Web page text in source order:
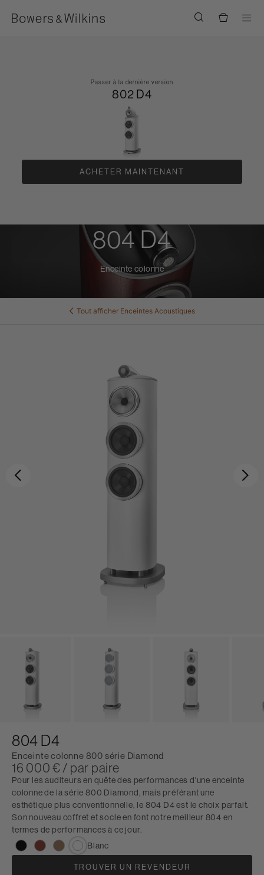
Passer à la dernière version
802 D4
ACHETER MAINTENANT
804 D4
Enceinte colonne
Tout afficher Enceintes Acoustiques
804 D4
Enceinte colonne 800 série Diamond
16 000 € / par paire
Pour les auditeurs en quête des performances d'une enceinte
colonne de la série 800 Diamond, mais préférant une
esthétique plus conventionnelle, le 804 D4 est le choix parfait.
Son nouveau coffret et socle en font notre meilleur 804 en
termes de performances à ce jour.
Blanc
TROUVER UN REVENDEUR